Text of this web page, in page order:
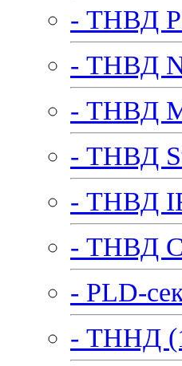
- ТНВД
- ТНВД
- ТНВД
- ТНВД
- ТНВД
- ТНВД
- PLD-
- ТННД